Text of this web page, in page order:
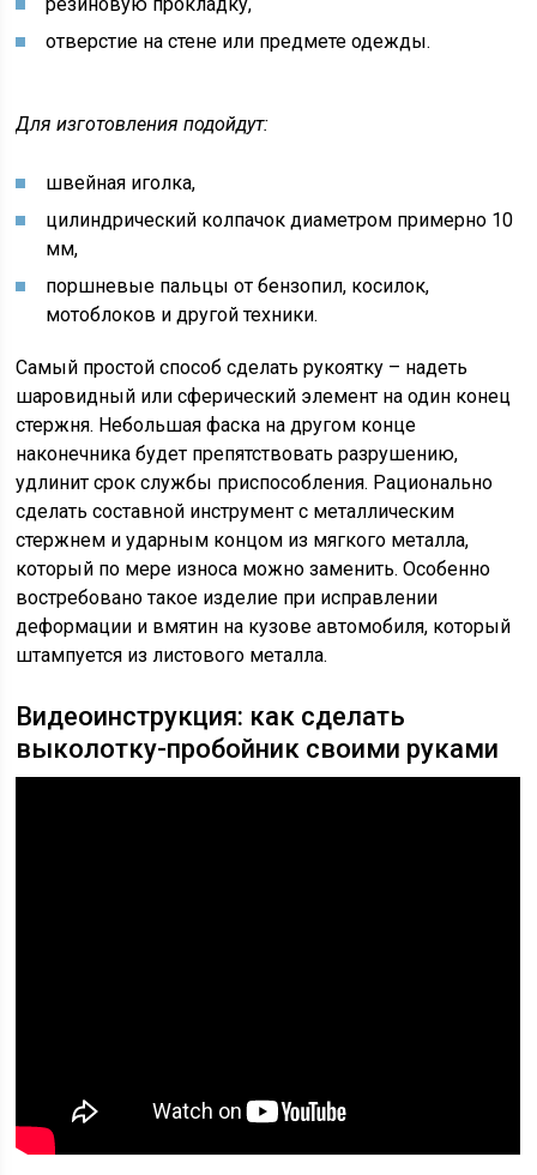
отверстие на стене или предмете одежды.
Для изготовления подойдут:
швейная иголка,
цилиндрический колпачок диаметром примерно 10
мм,
поршневые пальцы от бензопил, косилок,
мотоблоков и другой техники.
Самый простой способ сделать рукоятку – надеть
шаровидный или сферический элемент на один конец
стержня. Небольшая фаска на другом конце
наконечника будет препятствовать разрушению,
удлинит срок службы приспособления. Рационально
сделать составной инструмент с металлическим
стержнем и ударным концом из мягкого металла,
который по мере износа можно заменить. Особенно
востребовано такое изделие при исправлении
деформации и вмятин на кузове автомобиля, который
штампуется из листового металла.
Видеоинструкция: как сделать
выколотку-пробойник своими руками